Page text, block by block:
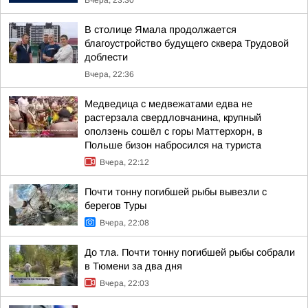
В столице Ямала продолжается
благоустройство будущего сквера Трудовой
доблести
Вчера, 22:36
Медведица с медвежатами едва не
растерзала свердловчанина, крупный
оползень сошёл с горы Маттерхорн, в
Польше бизон набросился на туриста
Вчера, 22:12
Почти тонну погибшей рыбы вывезли с
берегов Туры
Вчера, 22:08
До тла. Почти тонну погибшей рыбы собрали
в Тюмени за два дня
Вчера, 22:03